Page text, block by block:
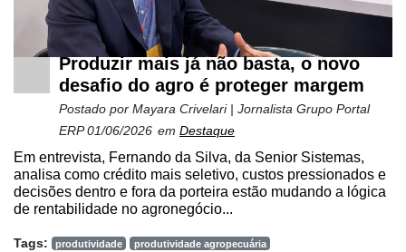
Produzir mais já não basta, o novo
desafio do agro é proteger margem
Postado por Mayara Crivelari | Jornalista Grupo Portal
ERP01/06/2026 em Destaque
Em entrevista, Fernando da Silva, da Senior Sistemas,
analisa como crédito mais seletivo, custos pressionados e
decisões dentro e fora da porteira estão mudando a lógica
de rentabilidade no agronegócio...
Tags: produtividade
produtividade agropecuária